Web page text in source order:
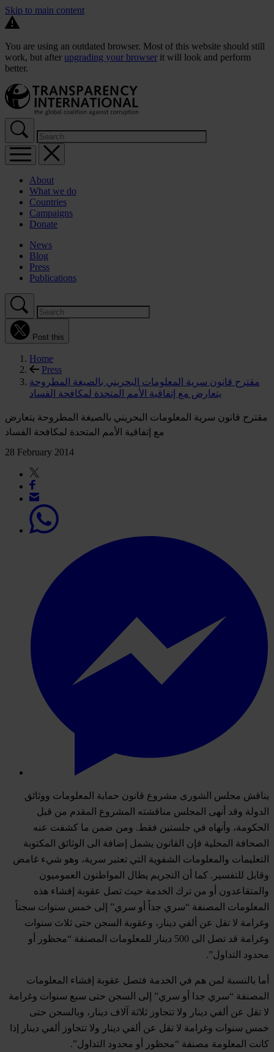
Skip to main content
You are using an outdated browser. Most of this website should still
work, but after upgrading your browser it will look and perform
better.
About
What we do
Countries
Campaigns
Donate
News
Blog
Press
Publications
Post this
Home
Press
مقترح قانون سرية المعلومات البحريني بالصيغة المطروحة
يتعارض مع إتفاقية الأمم المتحدة لمكافحة الفساد
مقترح قانون سرية المعلومات البحريني بالصيغة المطروحة يتعارض
مع إتفاقية الأمم المتحدة لمكافحة الفساد
28 February 2014
يناقش مجلس الشورى مشروع قانون حماية المعلومات ووثائق
الدولة وقد أنهى المجلس مناقشته المشروع المقدم من قبل
الحكومة، وأنهاه في جلستين فقط. ومن ضمن ما كشفت عنه
الصحافة المحلية فإن القانون يشمل إضافة الى الوثائق المكتوبة
التعليمات والمعلومات الشفوية التي تعتبر سرية، وهو شيء غامض
وقابل للتفسير. كما أن التجريم يطال المواطنون العموميون
والمتقاعدون أو من ترك الخدمة حيث تصل عقوبة إفشاء هذه
المعلومات المصنفة “سري جداً أو سري” إلى خمس سنوات سجناً
وغرامة لا تقل عن ألفي دينار، وعقوبة السجن حتى ثلاث سنوات
وغرامة قد تصل الى 500 دينار للمعلومات المصنفة “محظور أو
محدود التداول”.
أما بالنسبة لمن هم في الخدمة فتصل عقوبة إفشاء المعلومات
المصنفة “سري جدا أو سري” إلى السجن حتى سبع سنوات وغرامة
لا تقل عن ألفي دينار ولا تتجاوز ثلاثة آلاف دينار، وبالسجن حتى
خمس سنوات وغرامة لا تقل عن ألفي دينار ولا تتجاوز ألفي دينار إذا
كانت المعلومة مصنفة “محظور أو محدود التداول”.